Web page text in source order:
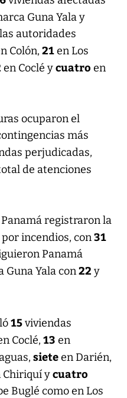
Guna Yala y
autoridades
Colón, 21en Los
en Coclé ycuatro en
ocuparon el
más
perjudicadas,
de atenciones
registraron la
incendios, con31
Panamá
Guna Yala con22 y
15viviendas
Coclé, 13 en
sieteen Darién,
Chiriquí ycuatro
Buglé como en Los